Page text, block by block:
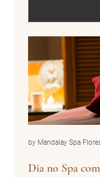
by Mandalay Spa
Dia no Spa